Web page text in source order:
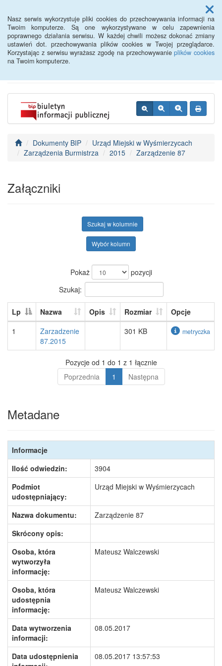
Nasz serwis wykorzystuje pliki cookies do przechowywania informacji na
Twoim komputerze. Są one wykorzystywane w celu zapewnienia
poprawnego działania serwisu. W każdej chwili możesz dokonać zmiany
ustawień dot. przechowywania plików cookies w Twojej przeglądarce.
Korzystając z serwisu wyrażasz zgodę na przechowywanieplików cookies
na Twoim komputerze.
Menu
BIP - Urząd Miejski
Wyśmierzyce
Dokumenty BIP
Urząd Miejski w Wyśmierzycach
Zarządzenia Burmistrza
2015 Zarządzenie 87
Załączniki
Szukaj w kolumnie
Wybór kolumn
Pokaż
pozycji
Szukaj:
Lp Nazwa Opis Rozmiar
Opcje
1
Zarzadzenie
87.2015
301 KB metryczka
Pozycje od 1 do 1 z 1 łącznie
Poprzednia
1 Następna
Metadane
Informacje
Ilość odwiedzin:
3904
Podmiot
udostępniający:
Urząd Miejski w Wyśmierzycach
Nazwa dokumentu:
Zarządzenie 87
Skrócony opis:
Osoba, która
wytworzyła
informację:
Mateusz Walczewski
Osoba, która
udostępnia
informację:
Mateusz Walczewski
Data wytworzenia
informacji:
08.05.2017
Data udostępnienia
08.05.2017 13:57:53